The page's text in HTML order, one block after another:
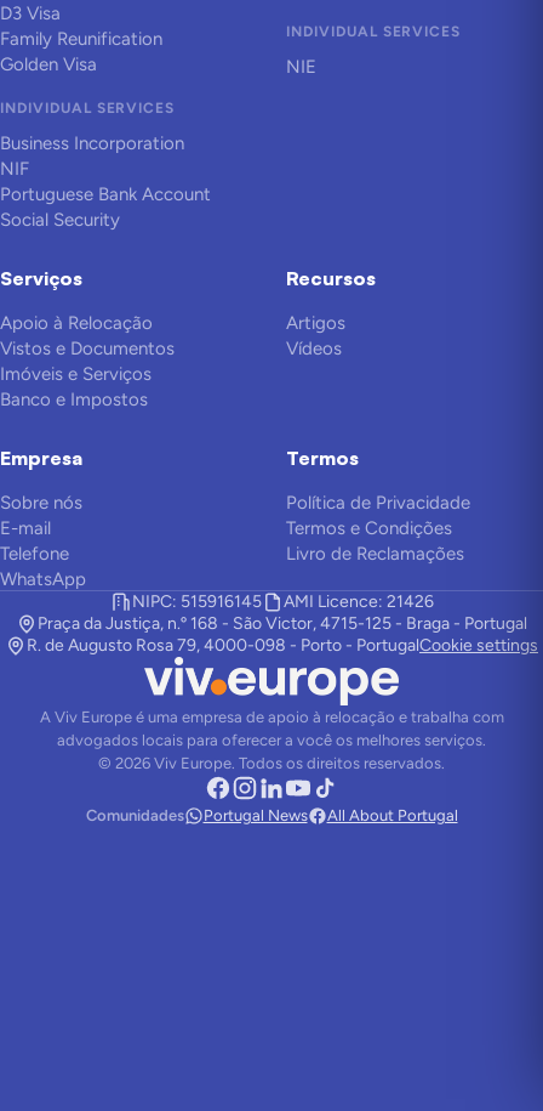
D3 Visa
Family Reunification
Golden Visa
INDIVIDUAL SERVICES
Business Incorporation
NIF
Portuguese Bank Account
Social Security
INDIVIDUAL SERVICES
NIE
Serviços
Apoio à Relocação
Vistos e Documentos
Imóveis e Serviços
Banco e Impostos
Recursos
Artigos
Vídeos
Empresa
Sobre nós
E-mail
Telefone
WhatsApp
Termos
Política de Privacidade
Termos e Condições
Livro de Reclamações
NIPC: 515916145
AMI Licence: 21426
Praça da Justiça, n.º 168 - São Victor, 4715-125 - Braga - Portugal
R. de Augusto Rosa 79, 4000-098 - Porto - PortugalCookie settings
A Viv Europe é uma empresa de apoio à relocação e trabalha com
advogados locais para oferecer a você os melhores serviços.
© 2026 Viv Europe. Todos os direitos reservados.
Comunidades Portugal News All About Portugal